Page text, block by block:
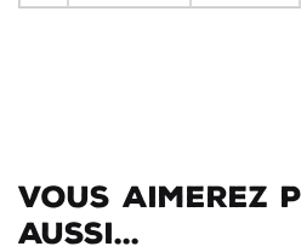
Vous aimerez
aussi...